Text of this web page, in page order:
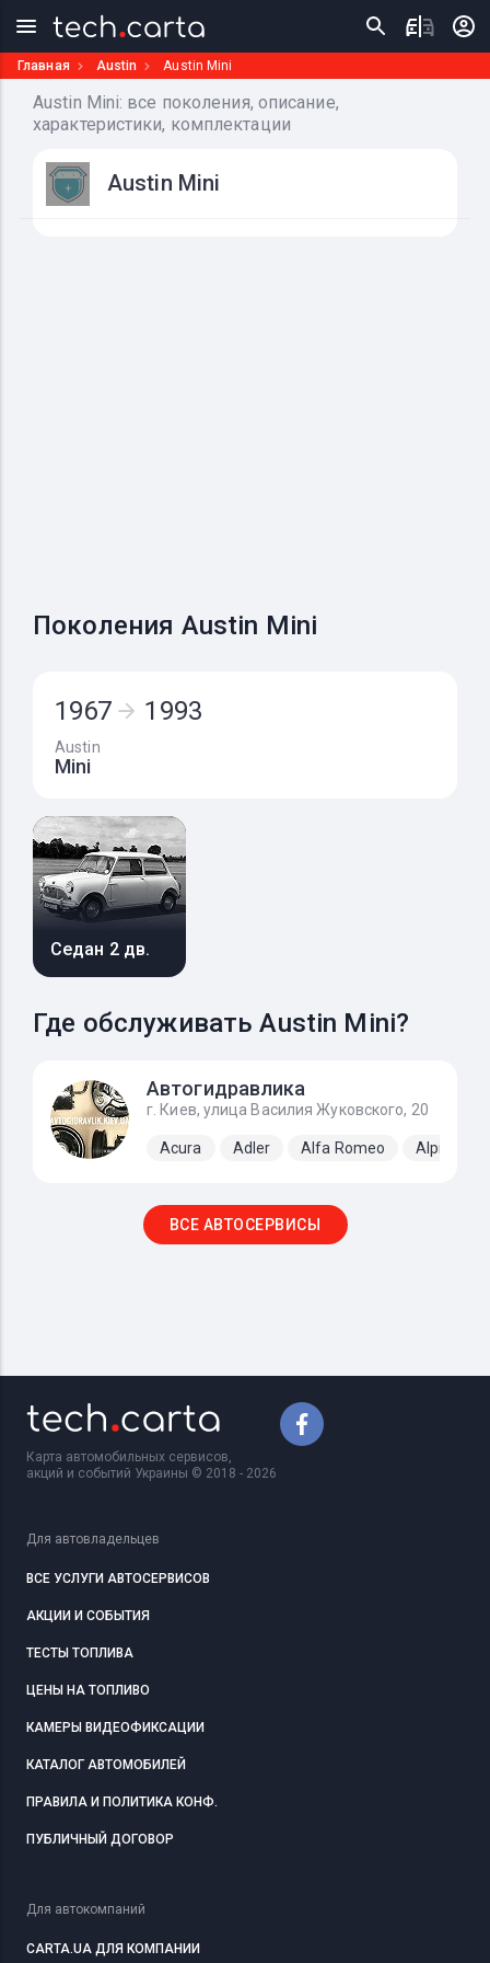
Главная Austin Austin Mini
Austin Mini: все поколения, описание,
характеристики, комплектации
Austin Mini
Поколения Austin Mini
1967 1993
Austin
Mini
Седан 2 дв.
Где обслуживать Austin Mini?
Автогидравлика
г. Киев, улица Василия Жуковского, 20
Acura Adler Alfa Romeo Alpine
ВСЕ АВТОСЕРВИСЫ
Карта автомобильных сервисов,
акций и событий Украины © 2018 - 2026
Для автовладельцев
ВСЕ УСЛУГИ АВТОСЕРВИСОВ
АКЦИИ И СОБЫТИЯ
ТЕСТЫ ТОПЛИВА
ЦЕНЫ НА ТОПЛИВО
КАМЕРЫ ВИДЕОФИКСАЦИИ
КАТАЛОГ АВТОМОБИЛЕЙ
ПРАВИЛА И ПОЛИТИКА КОНФ.
ПУБЛИЧНЫЙ ДОГОВОР
Для автокомпаний
CARTA.UA ДЛЯ КОМПАНИИ